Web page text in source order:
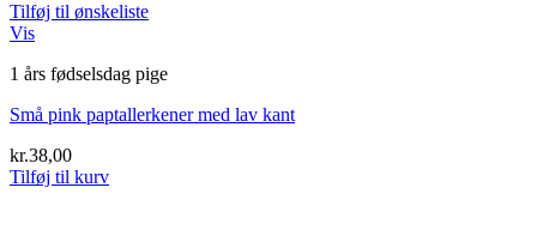
Tilføj til ønskeliste
Vis
1 års fødselsdag pige
Små pink paptallerkener med lav kant
kr.38,00
Tilføj til kurv